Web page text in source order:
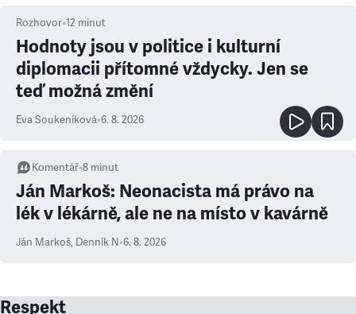
Rozhovor•12 minut
Hodnoty jsou v politice i kulturní
diplomacii přítomné vždycky. Jen se
teď možná změní
Eva Soukeníková•6. 8. 2026
Komentář•8 minut
Ján Markoš: Neonacista má právo na
lék v lékárně, ale ne na místo v kavárně
Ján Markoš, Denník N•6. 8. 2026
Respekt